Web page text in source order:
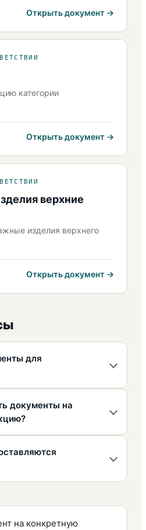
Открыть документ
категории
Открыть документ
верхние
изделия верхнего
Открыть документ
для
документы на
на конкретную